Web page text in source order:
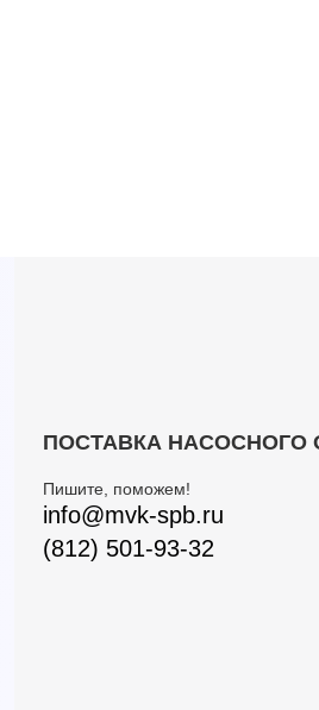
ПОСТАВКА НАСОСНОГО
Пишите, поможем!
info@mvk-spb.ru
(812) 501-93-32